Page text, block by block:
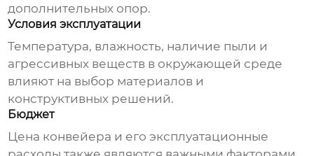
дополнительных опор.
Условия эксплуатации
Температура, влажность, наличие пыли и
агрессивных веществ в окружающей среде
влияют на выбор материалов и
конструктивных решений.
Бюджет
Цена конвейера и его эксплуатационные